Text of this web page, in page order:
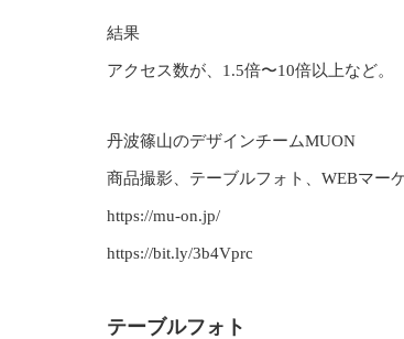
結果
アクセス数が、1.5倍〜10倍以上など。
丹波篠山のデザインチームMUON
商品撮影、テーブルフォト、WEBマー
https://mu-on.jp/
https://bit.ly/3b4Vprc
テーブルフォト